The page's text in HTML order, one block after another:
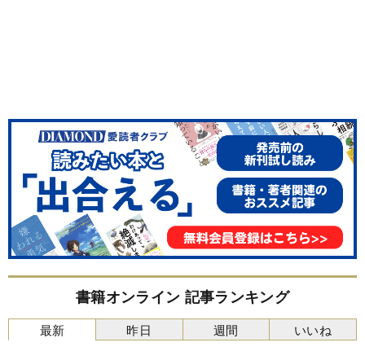
書籍オンライン 記事ランキング
最新 昨日 週間 いいね